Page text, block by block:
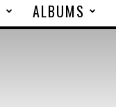
ALBUMS